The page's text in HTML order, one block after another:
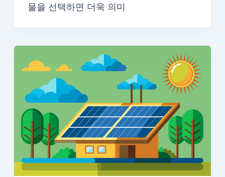
물을 선택하면 더욱 의미